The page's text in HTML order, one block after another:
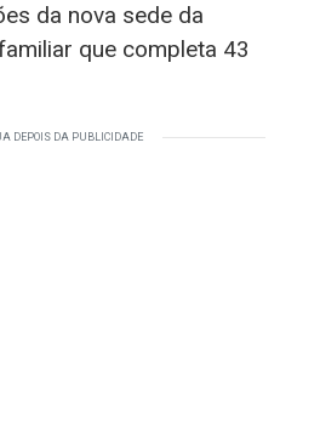
da nova sede da
que completa 43
DEPOIS DA PUBLICIDADE